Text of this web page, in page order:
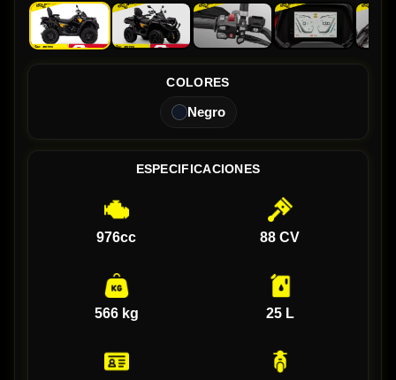
COLORES
Negro
ESPECIFICACIONES
976cc 88 CV
566 kg 25 L